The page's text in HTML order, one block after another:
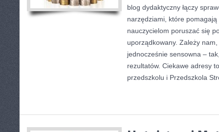
blog dydaktyczny łączy
narzędziami, które
nauczycielom poruszać się
uporządkowany. Zależy nam,
jednocześnie sensowna –
rezultatów. Ciekawe adresy
przedszkolu i Przedszkola